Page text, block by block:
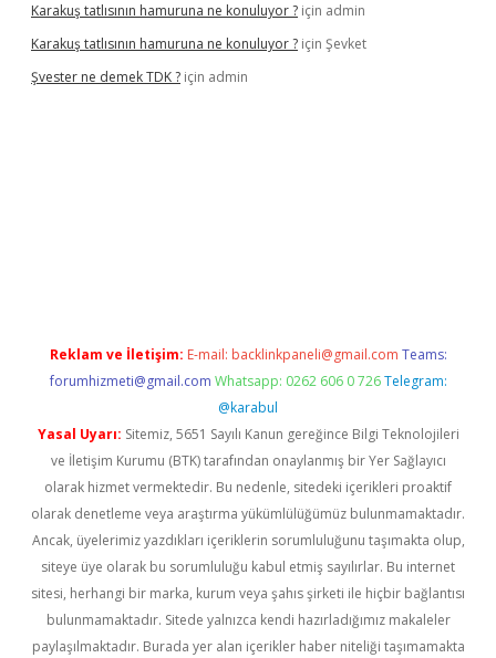
Karakuş tatlısının hamuruna ne konuluyor ? için admin
Karakuş tatlısının hamuruna ne konuluyor ? için Şevket
Şvester ne demek TDK ? için admin
Reklam ve İletişim: E-mail: backlinkpaneli@gmail.com Teams:
forumhizmeti@gmail.com Whatsapp: 0262 606 0 726 Telegram:
@karabul
Yasal Uyarı: Sitemiz, 5651 Sayılı Kanun gereğince Bilgi Teknolojileri
ve İletişim Kurumu (BTK) tarafından onaylanmış bir Yer Sağlayıcı
olarak hizmet vermektedir. Bu nedenle, sitedeki içerikleri proaktif
olarak denetleme veya araştırma yükümlülüğümüz bulunmamaktadır.
Ancak, üyelerimiz yazdıkları içeriklerin sorumluluğunu taşımakta olup,
siteye üye olarak bu sorumluluğu kabul etmiş sayılırlar. Bu internet
sitesi, herhangi bir marka, kurum veya şahıs şirketi ile hiçbir bağlantısı
bulunmamaktadır. Sitede yalnızca kendi hazırladığımız makaleler
paylaşılmaktadır. Burada yer alan içerikler haber niteliği taşımamakta